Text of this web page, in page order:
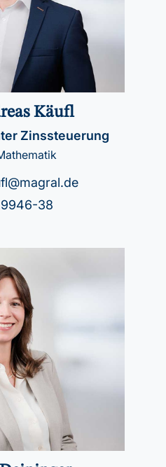
Käufl
Zinssteuerung
38